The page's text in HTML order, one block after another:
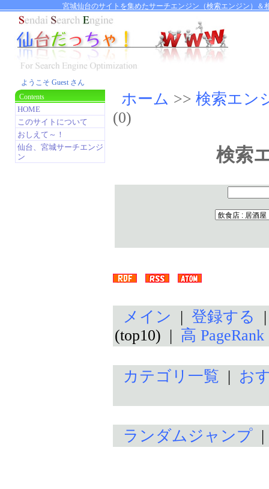
宮城仙台のサイトを集めたサーチエンジン（検索エンジン）
ようこそ Guest さん
Contents
HOME
このサイトについて
おしえて～！
仙台、宮城サーチエンジ
ン
ホーム >> 検索エン
(0)
検索
メイン | 登録する
(top10) | 高
カテゴリ一覧 | お
ランダムジャンプ